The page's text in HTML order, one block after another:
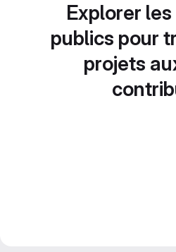
Explorer
publics pour
projets